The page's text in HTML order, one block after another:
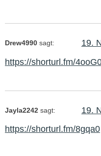
Drew4990 sagt:
19.
https://shorturl.fm/
Jayla2242 sagt:
19.
https://shorturl.fm/8gqa0